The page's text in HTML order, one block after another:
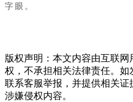
字眼。
版权声明：本文内容由互联
权，不承担相关法律责任。
联系客服举报，并提供相关
涉嫌侵权内容。